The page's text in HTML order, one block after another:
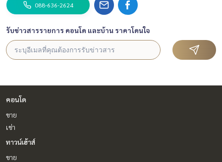
088-636-2624
รับข่าวสารรายการ คอนโด และบ้าน ราคาโดนใจ
คอนโด
ขาย
เช่า
ทาวน์เฮ้าส์
ขาย